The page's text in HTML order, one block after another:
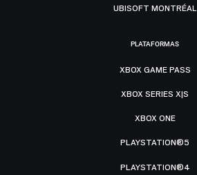
UBISOFT MONTRÉAL
PLATAFORMAS
XBOX GAME PASS
XBOX SERIES X|S
XBOX ONE
PLAYSTATION®5
PLAYSTATION®4